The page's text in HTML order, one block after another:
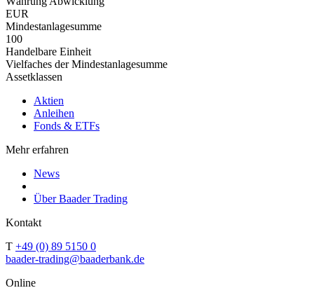
EUR
Mindestanlagesumme
100
Handelbare Einheit
Vielfaches der Mindestanlagesumme
Assetklassen
Aktien
Anleihen
Fonds & ETFs
Mehr erfahren
News
Über Baader Trading
Kontakt
T +49 (0) 89 5150 0
baader-trading@baaderbank.de
Online